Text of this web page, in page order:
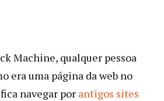
Machine, qualquer pessoa
era uma página da web no
navegar por antigos sites